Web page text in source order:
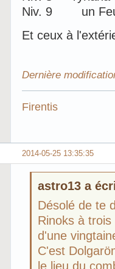
Niv. 9 un
Et ceux à
Dernière
Firentis
2014-05-25 13:35:35
astro13 a
Désolé de te
Rinoks à
d'une
C'est
le lieu du